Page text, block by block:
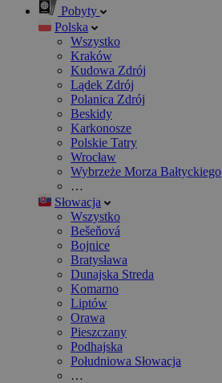
Pobyty
Polska
Wszystko
Kraków
Kudowa Zdrój
Lądek Zdrój
Polanica Zdrój
Beskidy
Karkonosze
Polskie Tatry
Wrocław
Wybrzeże Morza Bałtyckiego
…
Słowacja
Wszystko
Bešeňová
Bojnice
Bratysława
Dunajska Streda
Komarno
Liptów
Orawa
Pieszczany
Podhajska
Południowa Słowacja
…